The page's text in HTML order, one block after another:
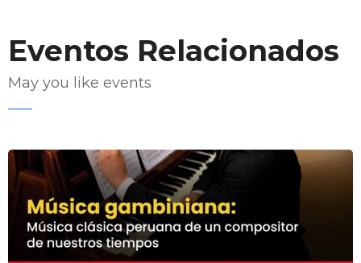
Enviar Correo
Eventos Relacionados
May you like events